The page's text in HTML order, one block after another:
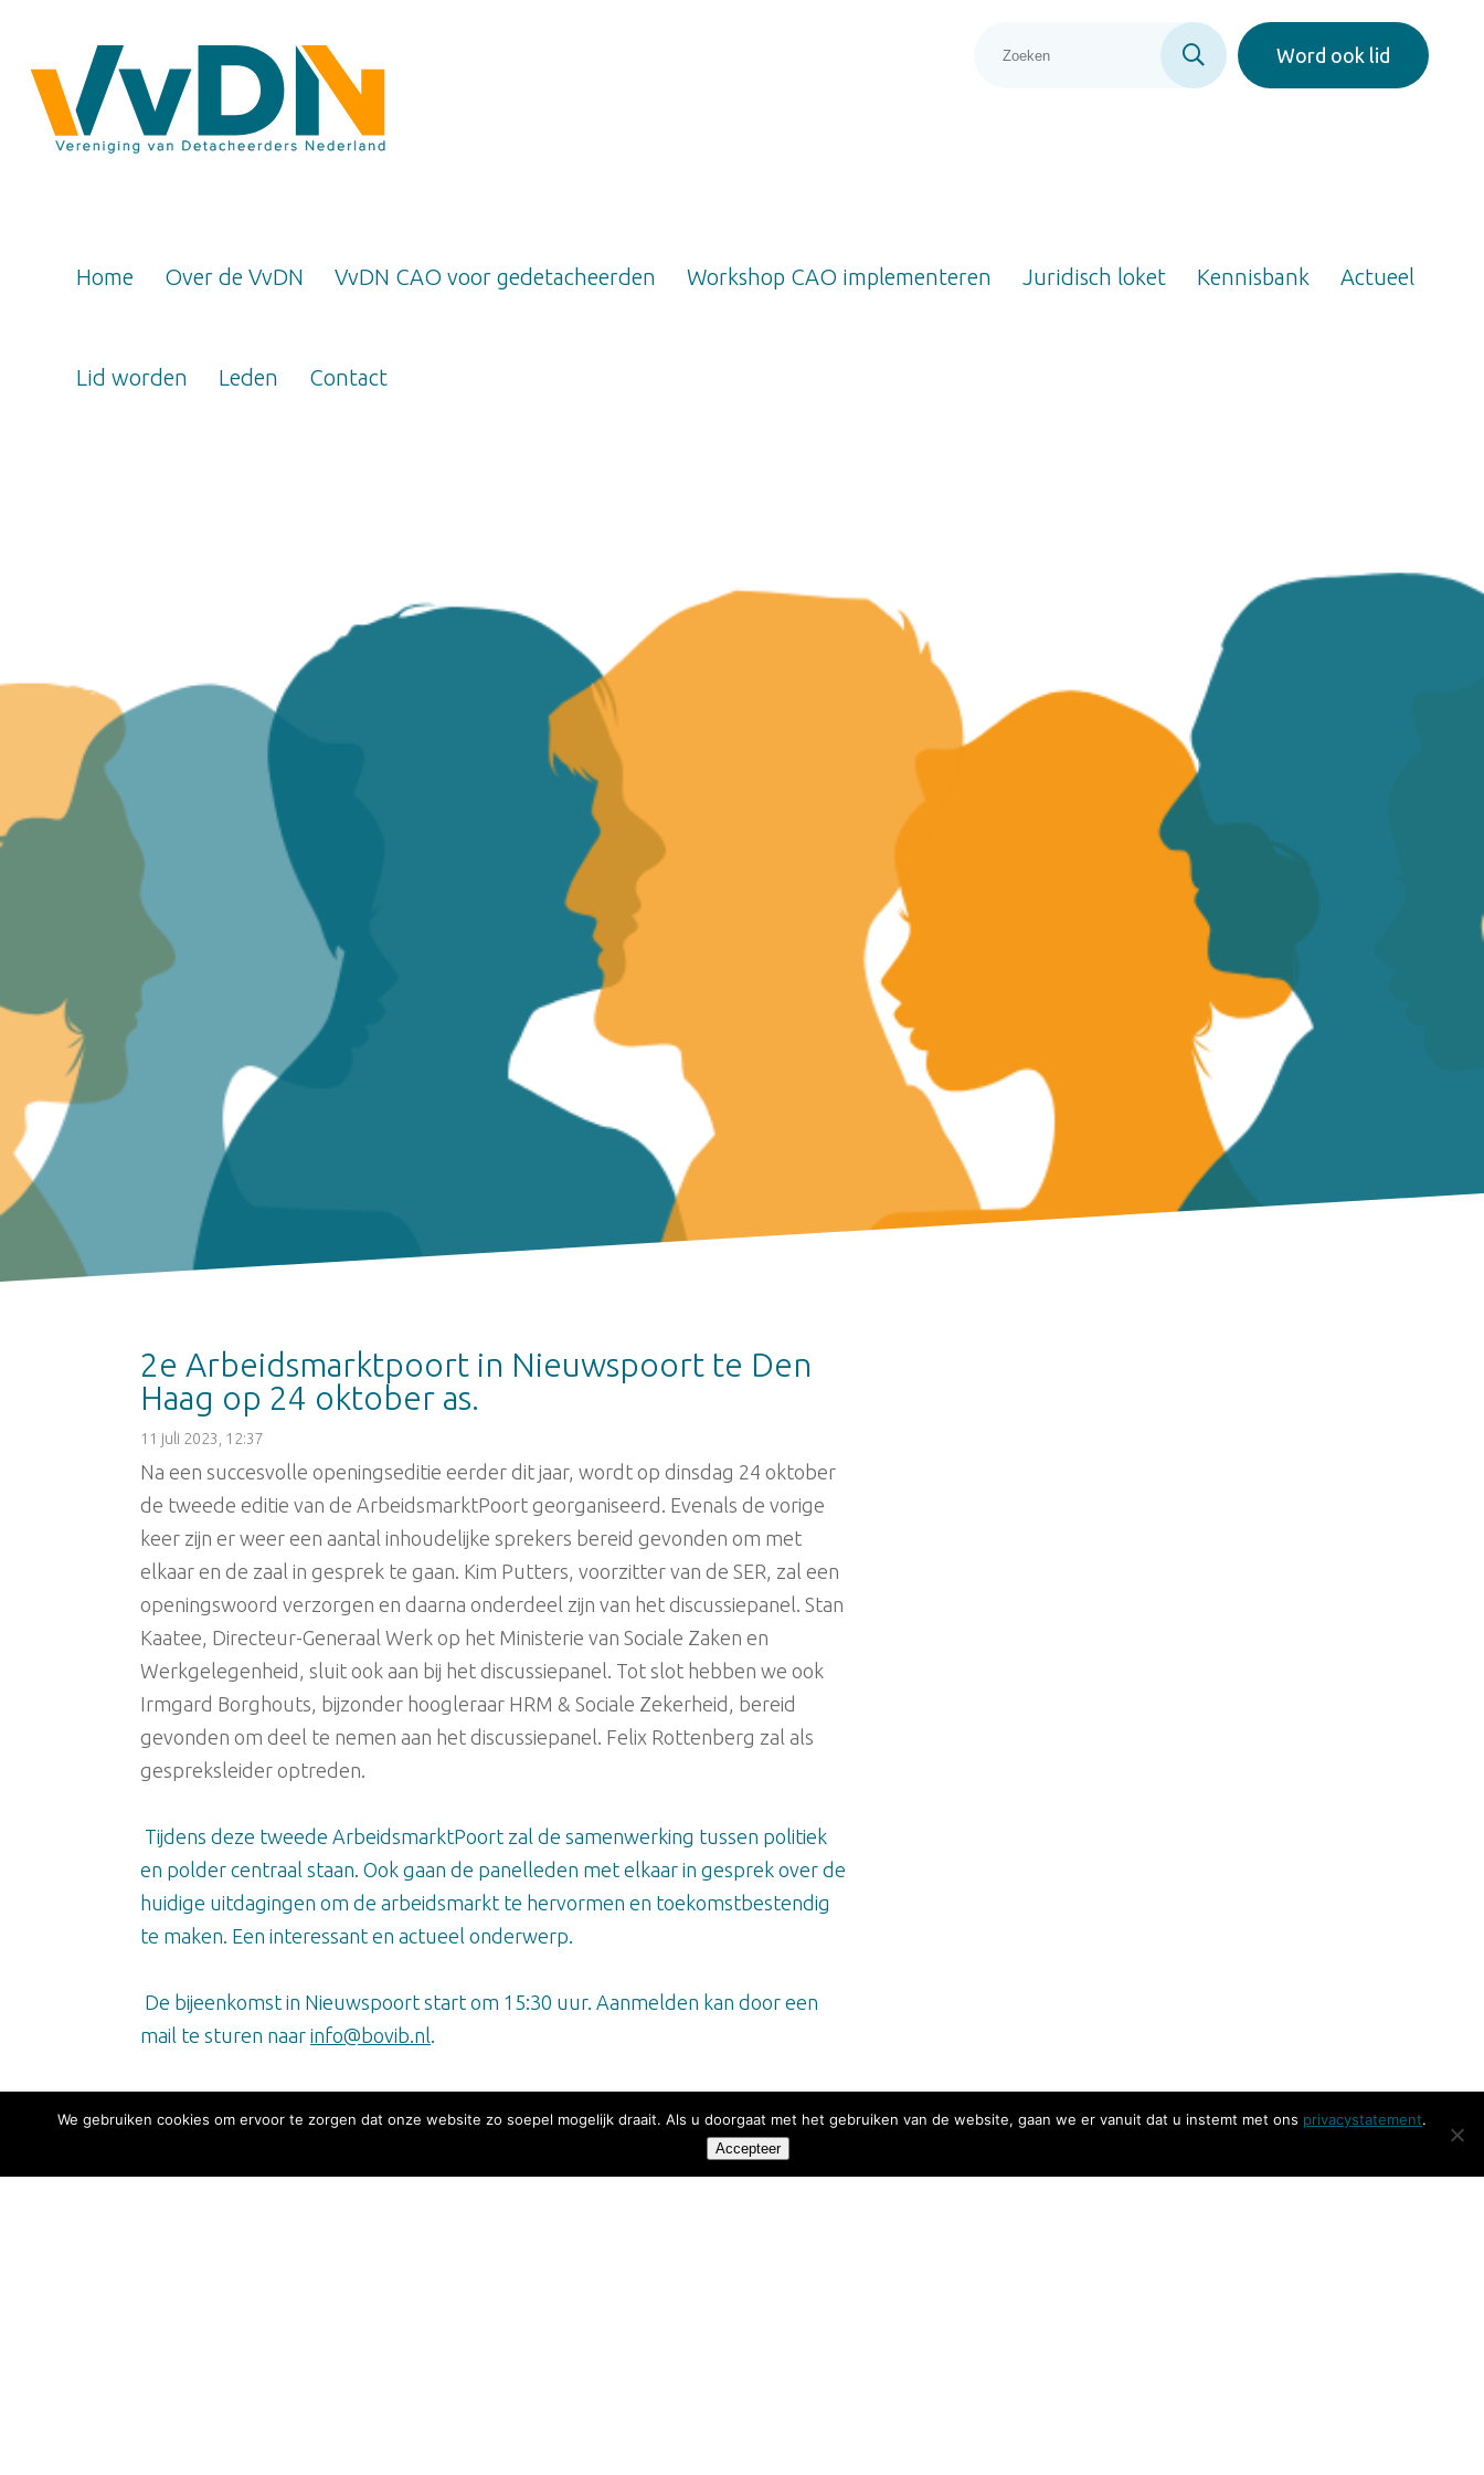
Word ook lid
Home Over de VvDN VvDN CAO voor gedetacheerden Workshop CAO implementeren Juridisch loket Kennisbank Actueel
Lid worden Leden Contact
2e Arbeidsmarktpoort in Nieuwspoort te Den
Haag op 24 oktober as.
11 juli 2023, 12:37
Na een succesvolle openingseditie eerder dit jaar, wordt op dinsdag 24 oktober
de tweede editie van de ArbeidsmarktPoort georganiseerd. Evenals de vorige
keer zijn er weer een aantal inhoudelijke sprekers bereid gevonden om met
elkaar en de zaal in gesprek te gaan. Kim Putters, voorzitter van de SER, zal een
openingswoord verzorgen en daarna onderdeel zijn van het discussiepanel. Stan
Kaatee, Directeur-Generaal Werk op het Ministerie van Sociale Zaken en
Werkgelegenheid, sluit ook aan bij het discussiepanel. Tot slot hebben we ook
Irmgard Borghouts, bijzonder hoogleraar HRM & Sociale Zekerheid, bereid
gevonden om deel te nemen aan het discussiepanel. Felix Rottenberg zal als
gespreksleider optreden.
Tijdens deze tweede ArbeidsmarktPoort zal de samenwerking tussen politiek
en polder centraal staan. Ook gaan de panelleden met elkaar in gesprek over de
huidige uitdagingen om de arbeidsmarkt te hervormen en toekomstbestendig
te maken. Een interessant en actueel onderwerp.
De bijeenkomst in Nieuwspoort start om 15:30 uur. Aanmelden kan door een
mail te sturen naar info@bovib.nl
We gebruiken cookies om ervoor te zorgen dat onze website zo soepel mogelijk draait. Als u doorgaat met het gebruiken van de website, gaan we er vanuit dat u instemt met ons privacystatement.
Accepteer